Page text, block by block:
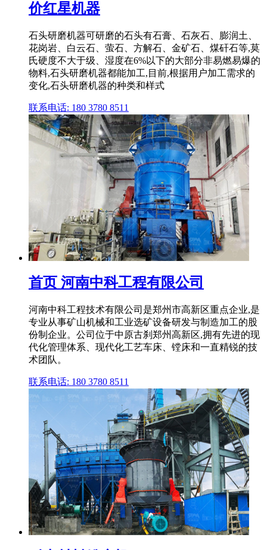
价红星机器
石头研磨机器可研磨的石头有石膏、石灰石、膨润土、
花岗岩、白云石、萤石、方解石、金矿石、煤矸石等,莫
氏硬度不大于级、湿度在6%以下的大部分非易燃易爆的
物料,石头研磨机器都能加工,目前,根据用户加工需求的
变化,石头研磨机器的种类和样式
联系电话: 180 3780 8511
首页 河南中科工程有限公司
河南中科工程技术有限公司是郑州市高新区重点企业,是
专业从事矿山机械和工业选矿设备研发与制造加工的股
份制企业。公司位于中原古刹郑州高新区,拥有先进的现
代化管理体系、现代化工艺车床、镗床和一直精锐的技
术团队。
联系电话: 180 3780 8511